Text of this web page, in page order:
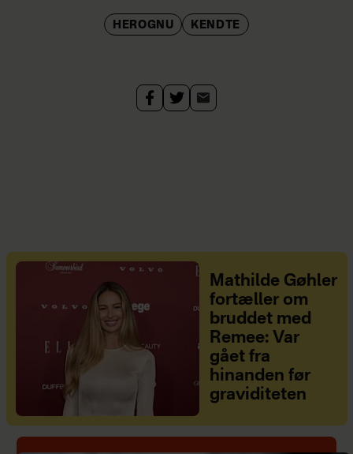
HEROGNU KENDTE
Mathilde Gøhler
fortæller om
bruddet med
Remee: Var
gået fra
hinanden før
graviditeten